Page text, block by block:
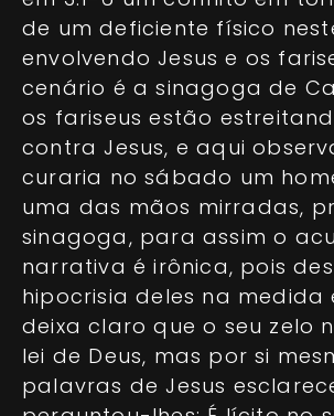
de um deficiente físico
envolvendo Jesus e os
cenário é a sinagoga de
os fariseus estão
contra Jesus, e aqui
curaria no sábado um
uma das mãos mirradas,
sinagoga, para assim o
narrativa é irônica, pois
hipocrisia deles na medida
deixa claro que o seu zelo
lei de Deus, mas por si
palavras de Jesus